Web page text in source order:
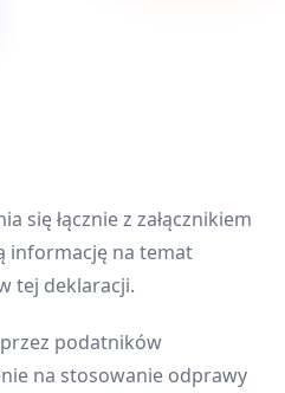
się łącznie z załącznikiem
informację na temat
tej deklaracji.
podatników
na stosowanie odprawy